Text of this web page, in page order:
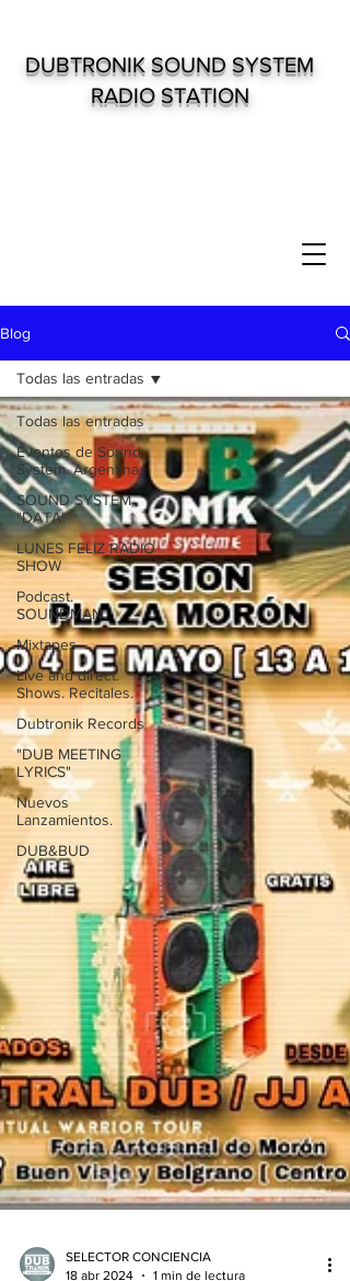
DUBTRONIK SOUND SYSTEM
RADIO STATION
Blog
Todas las entradas
Eventos de Sound
System. Argentina
SOUND SYSTEM
"DATA"
LUNES FELIZ RADIO
SHOW
Podcast.
SOUNDMAN
Mixtapes
Live and direct.
Shows. Recitales.
Dubtronik Records
"DUB MEETING
LYRICS"
Nuevos
Lanzamientos.
DUB&BUD
Todas las entradas